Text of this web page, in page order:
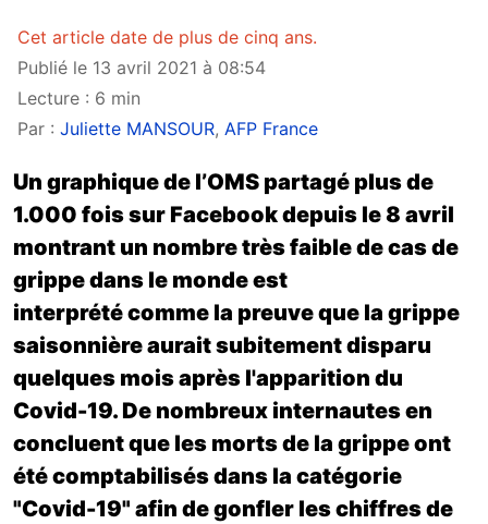
Cet article date de plus de cinq ans.
Publié le 13 avril 2021 à 08:54
Lecture : 6 min
Par : Juliette MANSOUR, AFP France
Un graphique de l’OMS partagé plus de
1.000 fois sur Facebook depuis le 8 avril
montrant un nombre très faible de cas de
grippe dans le monde est
interprété comme la preuve que la grippe
saisonnière aurait subitement disparu
quelques mois après l'apparition du
Covid-19. De nombreux internautes en
concluent que les morts de la grippe ont
été comptabilisés dans la catégorie
"Covid-19" afin de gonfler les chiffres de